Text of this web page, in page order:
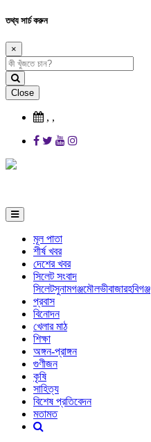
তথ্য সার্চ করুন
×
Close
, ,
মূল পাতা
শীর্ষ খবর
দেশের খবর
সিলেট সংবাদ
সিলেটসুনামগঞ্জমৌলভীবাজারহবিগঞ্জ
প্রবাস
বিনোদন
খেলার মাঠ
শিক্ষা
অঙ্গন-প্রাঙ্গন
গুণীজন
কৃষি
সাহিত্য
বিশেষ প্রতিবেদন
মতামত